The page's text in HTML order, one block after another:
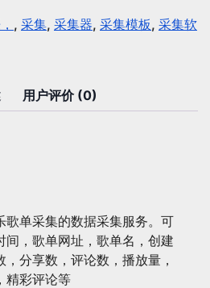
, 采集, 采集器, 采集模板, 采集软
用户评价 (0)
歌单采集的数据采集服务。可
间，歌单网址，歌单名，创建
分享数，评论数，播放量，
精彩评论等